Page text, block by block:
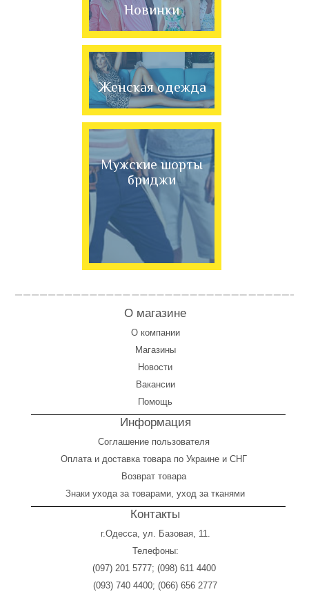
Новинки
Женская одежда
Мужские шорты
бриджи
О магазине
О компании
Магазины
Новости
Вакансии
Помощь
Информация
Соглашение пользователя
Оплатаи доставка товара по Украине и СНГ
Возврат товара
Знаки ухода за товарами, уход за тканями
Контакты
г.Одесса, ул. Базовая, 11.
Телефоны:
(097) 201 5777; (098) 611 4400
(093) 740 4400; (066) 656 2777